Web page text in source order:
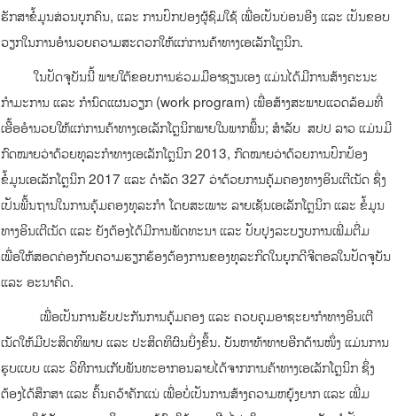
ຮັກສາຂໍ້ມູນສ່ວນບຸກຄົນ, ແລະ ການປົກປອງຜູ້ຊົມໃຊ້ ເພື່ອເປັນບ່ອນອີງ ແລະ ເປັນຂອບ
ວຽກໃນການອໍານວຍຄວາມສະດວກໃຫ້ແກ່ການຄ້າທາງເອເລັກໂຕຼນິກ.
ໃນປັດຈຸບັນນີ້ ພາຍໃຕ້ຂອບການຮ່ວມມືອາຊຽນເອງ ແມ່ນໄດ້ມີການສ້າງຄະນະ
ກໍາມະການ ແລະ ກໍານົດແຜນວຽກ (work program) ເພື່ອສ້າງສະພາບແວດລ້ອມທີ່
ເອື້ອອໍານວຍໃຫ້ແກ່ການຄ້າທາງເອເລັກໂຕຼນິກພາຍໃນພາກພື້ນ; ສໍາລັບ ສປປ ລາວ ແມ່ນມີ
ກົດໝາຍວ່າດ້ວຍທຸລະກໍາທາງເອເລັກໂຕຼນິກ 2013, ກົດໝາຍວ່າດ້ວຍການປົກປ້ອງ
ຂໍ້ມູນເອເລັກໂຕຼນິກ 2017 ແລະ ດໍາລັດ 327 ວ່າດ້ວຍການຄຸ້ມຄອງທາງອິນເຕີເນັດ ຊຶ່ງ
ເປັນພື້ນຖານໃນການຄຸ້ມຄອງທຸລະກໍາ ໂດຍສະເພາະ ລາຍເຊັນເອເລັກໂຕຼນິກ ແລະ ຂໍ້ມູນ
ທາງອິນເຕີເນັດ ແລະ ຍັງຕ້ອງໄດ້ມີການພັດທະນາ ແລະ ປັບປຸງລະບຽບການເພີ່ມຕື່ມ
ເພື່ອໃຫ້ສອດຄ່ອງກັບຄວາມຮຽກຮ້ອງຕ້ອງການຂອງທຸລະກິດໃນຍຸກດີຈີຕອລໃນປັດຈຸບັນ
ແລະ ອະນາຄົດ.
ເພື່ອເປັນການຮັບປະກັນການຄຸ້ມຄອງ ແລະ ຄວບຄຸມອາຊະຍາກໍາທາງອິນເຕີ
ເນັດໃຫ້ມີປະສິດທິພາບ ແລະ ປະສິດທິຜົນຍິ່ງຂຶ້ນ. ບັນຫາທ້າທາຍອີກດ້ານໜຶ່ງ ແມ່ນການ
ຮູບແບບ ແລະ ວິທີການເກັບພັນທະອາກອນລາຍໄດ້ຈາກການຄ້າທາງເອເລັກໂຕຼນິກ ຊຶ່ງ
ຕ້ອງໄດ້ສຶກສາ ແລະ ຄົ້ນຄວ້າຄັກແນ່ ເພື່ອບໍ່ເປັນການສ້າງຄວາມຫຍຸ້ງຍາກ ແລະ ເພີ່ມ